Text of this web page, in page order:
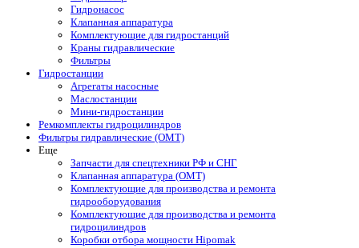
Гидронасос
Клапанная аппаратура
Комплектующие для гидростанций
Краны гидравлические
Фильтры
Гидростанции
Агрегаты насосные
Маслостанции
Мини-гидростанции
Ремкомплекты гидроцилиндров
Фильтры гидравлические (OMT)
Еще
Запчасти для спецтехники РФ и СНГ
Клапанная аппаратура (OMT)
Комплектующие для производства и ремонта
гидрооборудования
Комплектующие для производства и ремонта
гидроцилиндров
Коробки отбора мощности Hipomak